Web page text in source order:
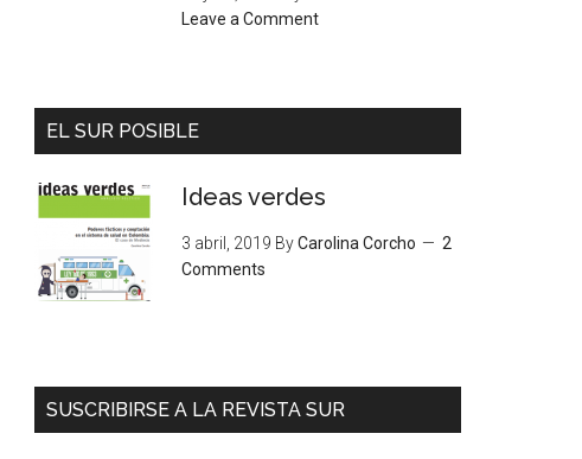
Leave a Comment
EL SUR POSIBLE
Ideas verdes
3 abril, 2019 ByCarolina Corcho
2
Comments
SUSCRIBIRSE A LA REVISTA SUR